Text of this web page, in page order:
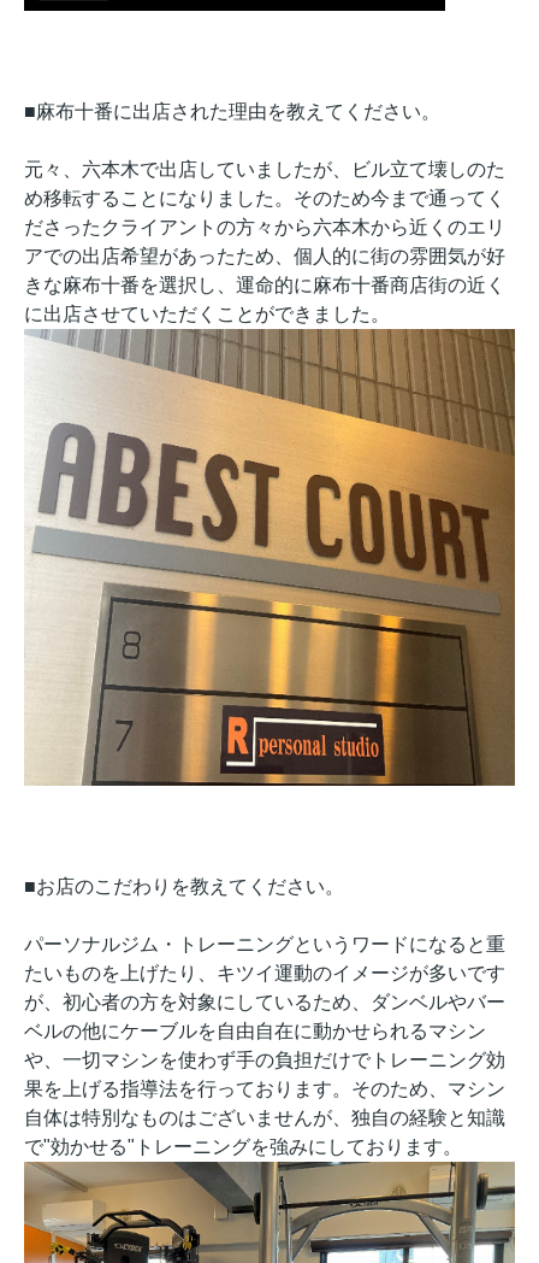
■麻布十番に出店された理由を教えてください。
元々、六本木で出店していましたが、ビル立て壊しのた
め移転することになりました。そのため今まで通ってく
ださったクライアントの方々から六本木から近くのエリ
アでの出店希望があったため、個人的に街の雰囲気が好
きな麻布十番を選択し、運命的に麻布十番商店街の近く
に出店させていただくことができました。
■お店のこだわりを教えてください。
パーソナルジム・トレーニングというワードになると重
たいものを上げたり、キツイ運動のイメージが多いです
が、初心者の方を対象にしているため、ダンベルやバー
ベルの他にケーブルを自由自在に動かせられるマシン
や、一切マシンを使わず手の負担だけでトレーニング効
果を上げる指導法を行っております。そのため、マシン
自体は特別なものはございませんが、独自の経験と知識
で"効かせる"トレーニングを強みにしております。